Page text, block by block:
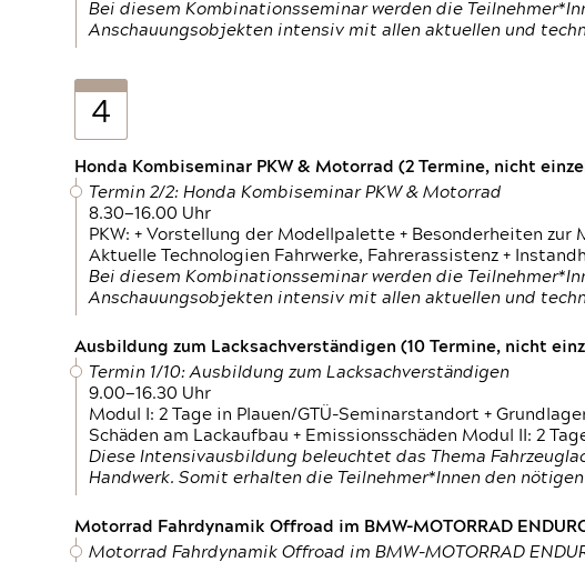
Bei diesem Kombinationsseminar werden die
Anschauungsobjekten intensiv mit allen aktuellen und
4
Honda Kombiseminar PKW & Motorrad (2 Termine, nicht
Termin 2/2: Honda Kombiseminar PKW & Motorrad
8.30—16.00 Uhr
PKW: + Vorstellung der Modellpalette + Besonderheiten
Aktuelle Technologien Fahrwerke, Fahrerassistenz +
Bei diesem Kombinationsseminar werden die
Anschauungsobjekten intensiv mit allen aktuellen und
Ausbildung zum Lacksachverständigen (10 Termine, nicht
Termin 1/10: Ausbildung zum Lacksachverständigen
9.00—16.30 Uhr
Modul I: 2 Tage in Plauen/GTÜ-Seminarstandort +
Schäden am Lackaufbau + Emissionsschäden Modul II: 2
Diese Intensivausbildung beleuchtet das Thema
Handwerk. Somit erhalten die Teilnehmer*Innen den
Motorrad Fahrdynamik Offroad im BMW-MOTORRAD
Motorrad Fahrdynamik Offroad im BMW-MOTORRAD